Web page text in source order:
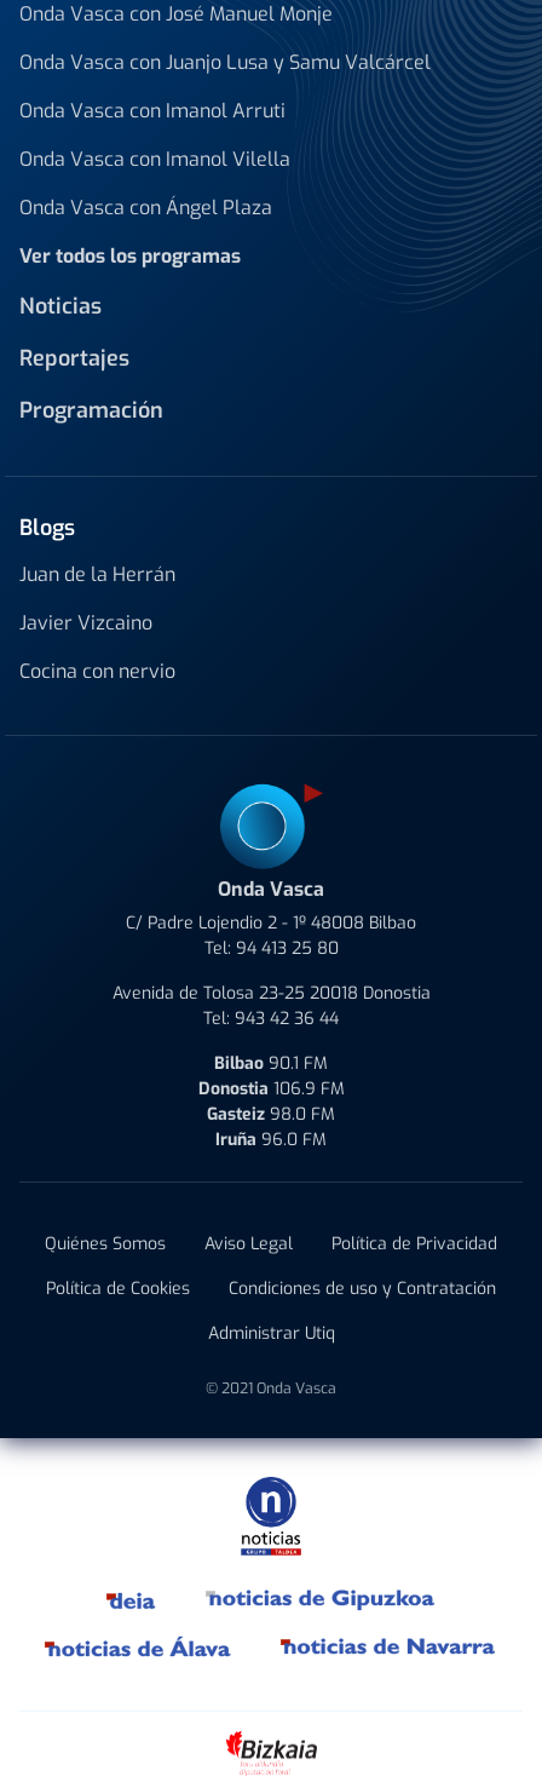
Onda Vasca con José Manuel Monje
Onda Vasca con Juanjo Lusa y Samu Valcárcel
Onda Vasca con Imanol Arruti
Onda Vasca con Imanol Vilella
Onda Vasca con Ángel Plaza
Ver todos los programas
Noticias
Reportajes
Programación
Blogs
Juan de la Herrán
Javier Vizcaino
Cocina con nervio
Onda Vasca
C/ Padre Lojendio 2 - 1º 48008 Bilbao
Tel: 94 413 25 80
Avenida de Tolosa 23-25 20018 Donostia
Tel: 943 42 36 44
Bilbao 90.1 FM
Donostia 106.9 FM
Gasteiz 98.0 FM
Iruña 96.0 FM
Quiénes Somos Aviso Legal
Política de Privacidad
Política de Cookies
Condiciones de uso y Contratación
Administrar Utiq
© 2021 Onda Vasca